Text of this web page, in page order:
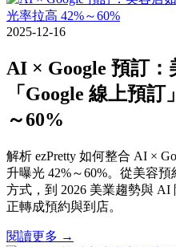
2025-12-16
AI × Google 預訂：
「Google 線上預
～60%
解析 ezPretty 如何整合 AI ×
升曝光 42%～60%。從美容
方式，到 2026 美業趨勢與 AI
正轉成預約與到店。
閱讀更多 →